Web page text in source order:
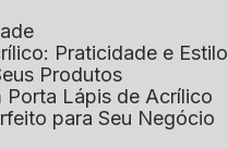
Praticidade e Estilo
Produtos
Porta Lápis de Acrílico
para Seu Negócio